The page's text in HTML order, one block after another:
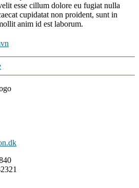
esse cillum dolore eu fugiat nulla
cupidatat non proident, sunt in
anim id est laborum.